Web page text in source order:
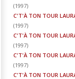
(1997)
C'T'À TON TOUR
(1997)
C'T'À TON TOUR
(1997)
C'T'À TON TOUR
(1997)
C'T'À TON TOUR